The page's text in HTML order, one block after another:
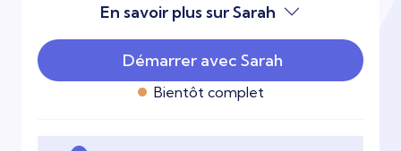
En savoir plus sur Sarah
Démarrer avec Sarah
Bientôt complet